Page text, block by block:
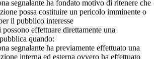
segnalante ha fondato motivo di ritenere che
possa costituire un pericolo imminente o
il pubblico interesse
possono effettuare direttamente una
quando:
segnalante ha previamente effettuato una
interna ed esterna ovvero ha effettuato